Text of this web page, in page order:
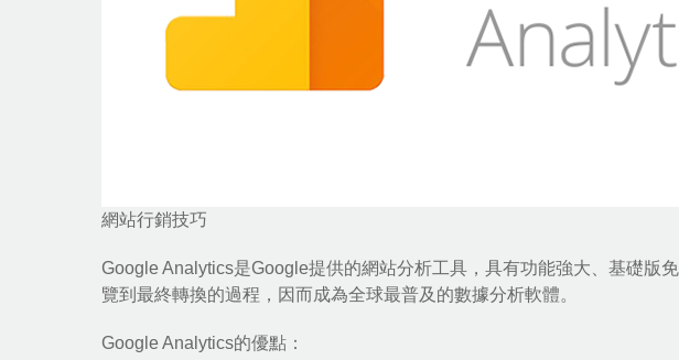
網站行銷技巧
Google Analytics是Google提供的網站分析工具，具有功能強大、基礎版
覽到最終轉換的過程，因而成為全球最普及的數據分析軟體。
Google Analytics的優點：